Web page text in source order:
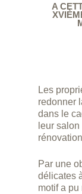
A
Les
redonner
dans le
leur
Par une
délicates
motif a pu